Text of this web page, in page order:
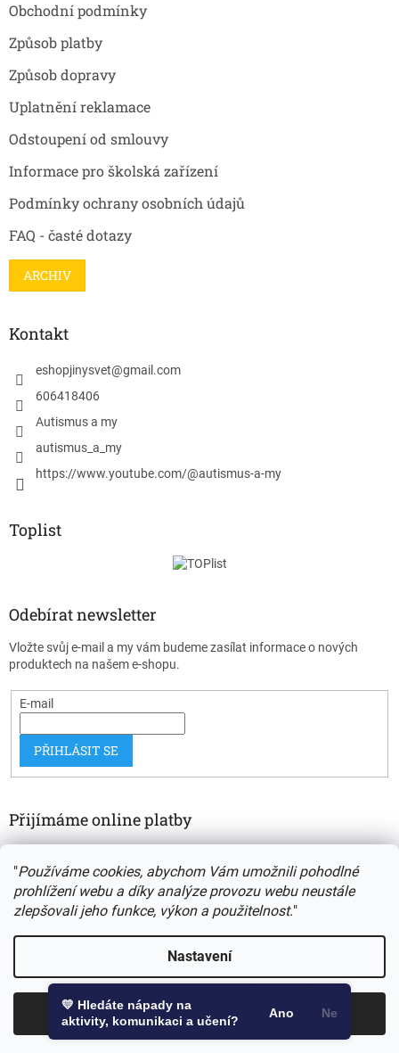
"Používáme cookies, abychom Vám umožnili pohodlné
prohlížení webu a díky analýze provozu webu neustále
zlepšovali jeho funkce, výkon a použitelnost."
Nastavení
Odmítnout Souhlasím
Obchodní podmínky
Způsob platby
Způsob dopravy
Uplatnění reklamace
Odstoupení od smlouvy
Informace pro školská zařízení
Podmínky ochrany osobních údajů
FAQ - časté dotazy
ARCHIV
Kontakt
eshopjinysvet@gmail.com
606418406
Autismus a my
autismus_a_my
https://www.youtube.com/@autismus-a-my
Toplist
Odebírat newsletter
Vložte svůj e-mail a my vám budeme zasílat informace o nových
produktech na našem e-shopu.
E-mail
PŘIHLÁSIT SE
Přijímáme online platby
Copyright 2026 Autismus a my
. Všechna práva vyhrazena.
Upravit nastavení cookies
💛 Hledáte nápady na
aktivity, komunikaci a učení?
Ano Ne